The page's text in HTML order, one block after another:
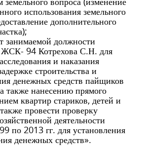
использования земельного
дополнительного
занимаемой должности
ЖСК- 94 Котрехова С.Н. для
и наказания
строительства и
денежных средств пайщиков
также нанесению прямого
квартир стариков, детей и
провести проверку
деятельности
по 2013 гг. для установления
денежных средств».